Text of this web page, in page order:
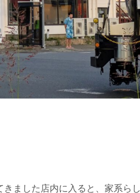
ました店内に入ると、家系らし